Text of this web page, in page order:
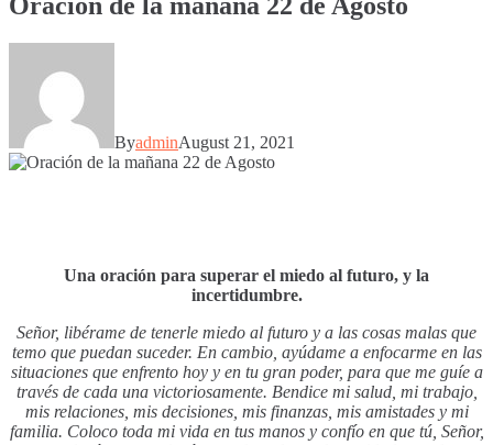
ByadminAugust 21, 2021
Una oración para superar el miedo al futuro, y la
incertidumbre.
Señor, libérame de tenerle miedo al futuro y a las cosas malas que
temo que puedan suceder. En cambio, ayúdame a enfocarme en las
situaciones que enfrento hoy y en tu gran poder, para que me guíe a
través de cada una victoriosamente. Bendice mi salud, mi trabajo,
mis relaciones, mis decisiones, mis finanzas, mis amistades y mi
familia. Coloco toda mi vida en tus manos y confío en que tú, Señor,